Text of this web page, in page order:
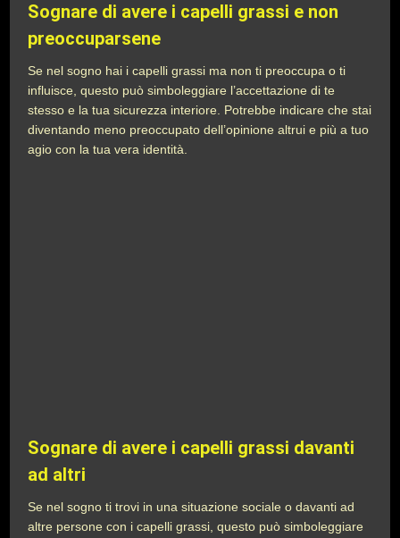
Sognare di avere i capelli grassi e non
preoccuparsene
Se nel sogno hai i capelli grassi ma non ti preoccupa o ti
influisce, questo può simboleggiare l’accettazione di te
stesso e la tua sicurezza interiore. Potrebbe indicare che stai
diventando meno preoccupato dell’opinione altrui e più a tuo
agio con la tua vera identità.
Sognare di avere i capelli grassi davanti
ad altri
Se nel sogno ti trovi in una situazione sociale o davanti ad
altre persone con i capelli grassi, questo può simboleggiare